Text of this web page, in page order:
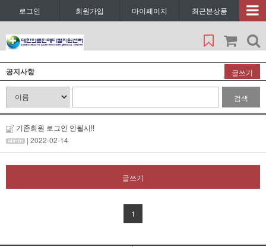
로그인 회원가입 마이페이지 최근본상품
공지사항 글쓰기
검색
기존회원 로그인 안될시!!
| 2022-02-14
글쓰기
1